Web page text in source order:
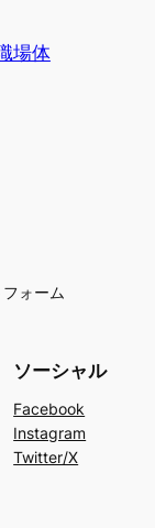
場体
ォーム
ソーシャル
Facebook
Instagram
Twitter/X